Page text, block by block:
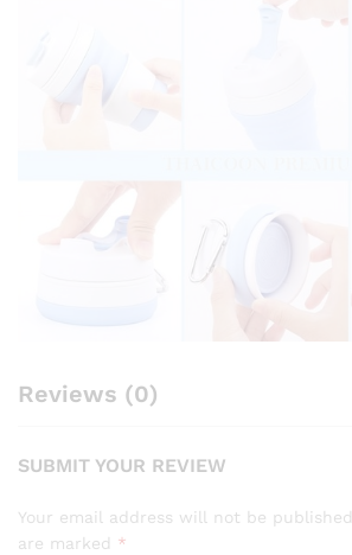
Reviews (0)
SUBMIT YOUR REVIEW
Your email address will not be published.
are marked *